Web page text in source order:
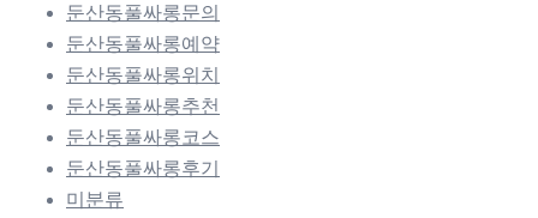
둔산동풀싸롱문의
둔산동풀싸롱예약
둔산동풀싸롱위치
둔산동풀싸롱추천
둔산동풀싸롱코스
둔산동풀싸롱후기
미분류